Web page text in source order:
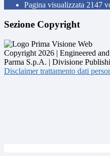
Pagina visualizzata 2147
Sezione Copyright
Copyright 2026 | Engineered
Parma S.p.A. | Divisione
Disclaimer trattamento dati